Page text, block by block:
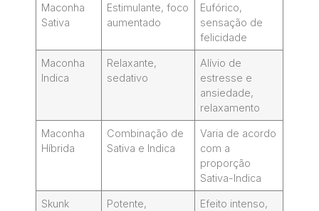
Maconha
Sativa
Estimulante, foco
aumentado
Eufórico,
sensação de
felicidade
Maconha
Indica
Relaxante,
sedativo
Alívio de
estresse e
ansiedade,
relaxamento
Maconha
Híbrida
Combinação de
Sativa e Indica
Varia de acordo
com a
proporção
Sativa-Indica
Skunk
Potente,
Efeito intenso,